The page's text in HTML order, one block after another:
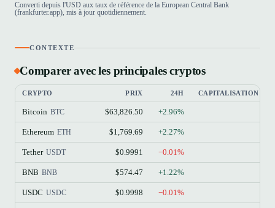
Converti depuis l'USD aux taux de référence de la European Central Bank
(frankfurter.app), mis à jour quotidiennement.
CONTEXTE
Comparer avec les principales cryptos
CRYPTO PRIX 24H CAPITALISATION
Bitcoin BTC $63,826.50 +2.96%
Ethereum ETH $1,769.69 +2.27%
Tether USDT $0.9991 −0.01%
BNB BNB $574.47 +1.22%
USDC USDC $0.9998 −0.01%